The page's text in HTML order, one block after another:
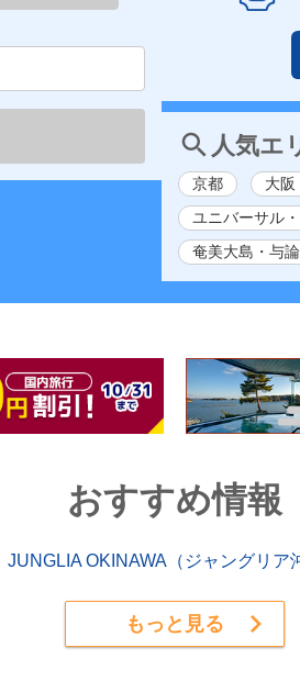
人気エ
京都 大阪
ユニバーサル
奄美大島・与
おすすめ情報
JUNGLIA OKINAWA（ジャングリ
もっと見る